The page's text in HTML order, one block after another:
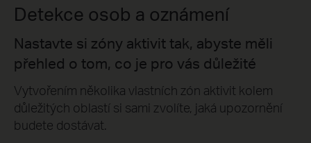
Detekce osob a oznámení
Nastavte si zóny aktivit tak, abyste měli
přehled o tom, co je pro vás důležité
Vytvořením několika vlastních zón aktivit kolem
důležitých oblastí si sami zvolíte, jaká upozornění
budete dostávat.